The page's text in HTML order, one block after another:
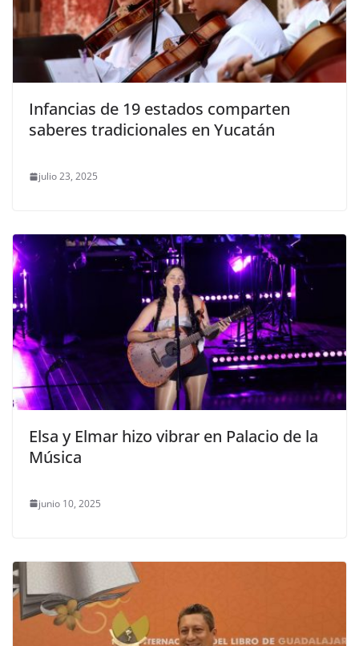
Infancias de 19 estados comparten
saberes tradicionales en Yucatán
julio 23, 2025
Elsa y Elmar hizo vibrar en Palacio de la
Música
junio 10, 2025